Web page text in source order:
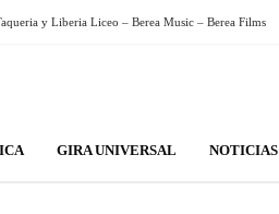
y Liberia Liceo – Berea Music – Berea Films
GIRA UNIVERSAL NOTICIAS